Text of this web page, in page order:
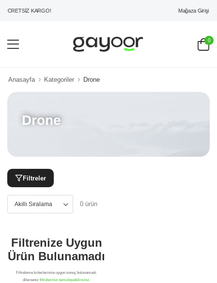
KARGO! Mağaza Girişi
0
Anasayfa Kategoriler Drone
Drone
Filtreler
0 ürün